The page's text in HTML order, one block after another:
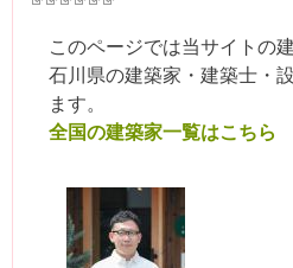
このページでは当サイトの
石川県の建築家・建築士・
ます。
全国の建築家一覧はこちら